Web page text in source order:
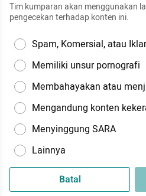
Tim kumparan akan menggunakan
pengecekan terhadap konten ini.
Spam, Komersial, atau
Memiliki unsur pornografi
Membahayakan atau
Mengandung konten
Menyinggung SARA
Lainnya
Batal